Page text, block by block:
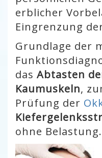
erblicher
Eingrenzung
Grundlage der
das Abtasten
Kaumuskeln,
Prüfung der
ohne Belastung.